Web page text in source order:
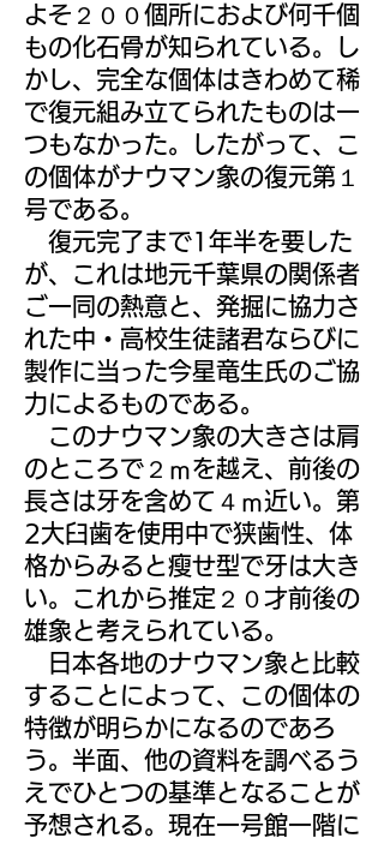
よそ２００個所におよび何千個
もの化石骨が知られている。し
かし、完全な個体はきわめて稀
で復元組み立てられたものは一
つもなかった。したがって、こ
の個体がナウマン象の復元第１
号である。
復元完了まで1年半を要した
が、これは地元千葉県の関係者
ご一同の熱意と、発掘に協力さ
れた中・高校生徒諸君ならびに
製作に当った今星竜生氏のご協
力によるものである。
このナウマン象の大きさは肩
のところで２ｍを越え、前後の
長さは牙を含めて４ｍ近い。第
2大臼歯を使用中で狭歯性、体
格からみると瘦せ型で牙は大き
い。これから推定２０才前後の
雄象と考えられている。
日本各地のナウマン象と比較
することによって、この個体の
特徴が明らかになるのであろ
う。半面、他の資料を調べるう
えでひとつの基準となることが
予想される。現在一号館一階に